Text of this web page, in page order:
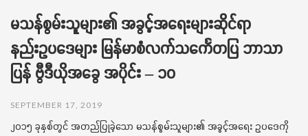
n
မသန်စွမ်းသူများ၏ အခွင့်အရေးများဆိုင်ရာ
နည်းဥပဒေများ မြန်မာစံလက်သင်္ကေတပြ ဘာသာ
ပြန် ဗွီဒီယိုအခွေ အပိုင်း – ၁၀
SEPTEMBER 17, 2019
၂၀၁၅ ခုနှစ်တွင် အတည်ပြုခဲ့သော မသန်စွမ်းသူများ၏ အခွင့်အရေး ဥပဒေကို